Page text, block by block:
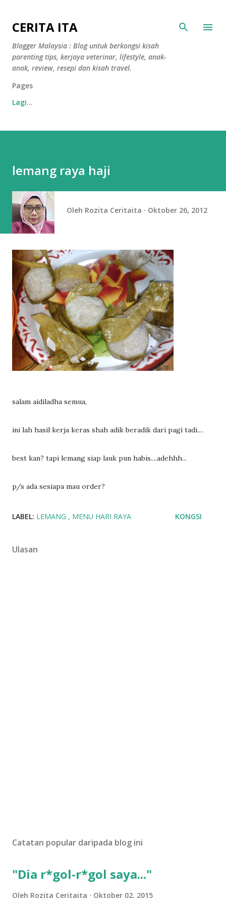
CERITA ITA
Blogger Malaysia : Blog untuk berkongsi kisah
parenting tips, kerjaya veterinar, lifestyle, anak-
anak, review, resepi dan kisah travel.
Pages
Lagi…
lemang raya haji
Oleh Rozita Ceritaita Oktober 26, 2012
salam aidiladha semua,
ini lah hasil kerja keras shah adik beradik dari pagi tadi....
best kan? tapi lemang siap lauk pun habis....adehhh...
p/s ada sesiapa mau order?
LABEL: LEMANG MENU HARI RAYA KONGSI
Ulasan
Catatan popular daripada blog ini
"Dia r*gol-r*gol saya..."
Oleh Rozita Ceritaita Oktober 02, 2015